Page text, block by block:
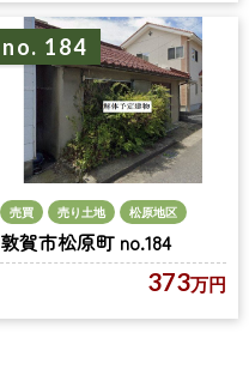
no. 184
売買 売り土地 松原地区
敦賀市松原町 no.184
373万円